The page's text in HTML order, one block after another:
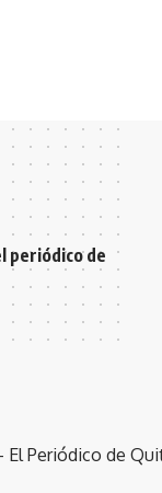
periódico de